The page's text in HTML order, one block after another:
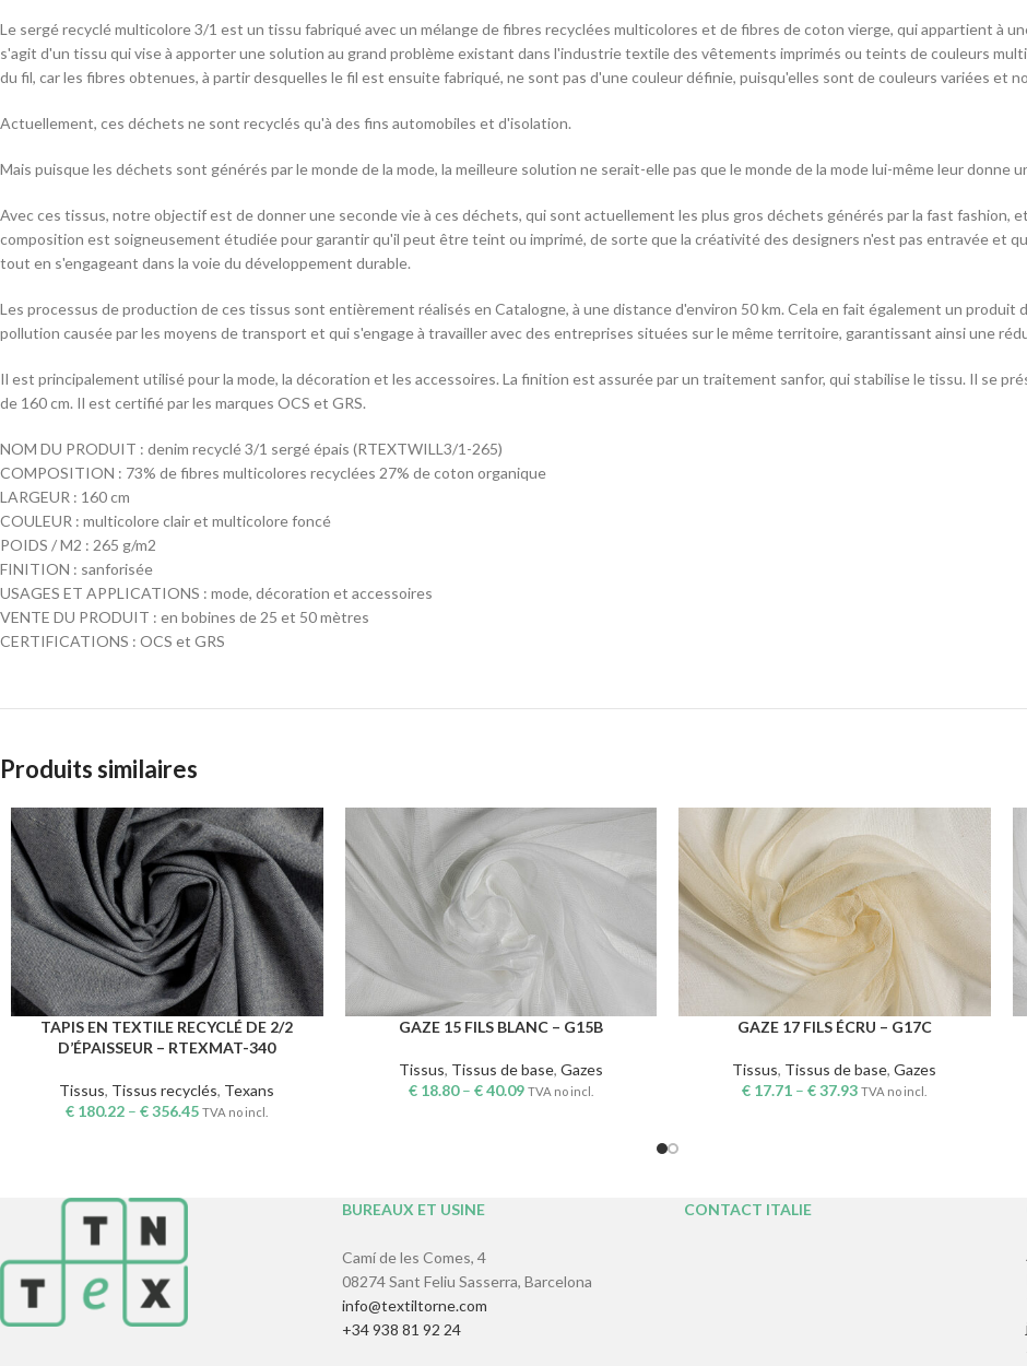
Le sergé recyclé multicolore 3/1 est un tissu fabriqué avec un mélange de fibres recyclées multicolores et de fibres de coton vierge, qui appartient à
s'agit d'un tissu qui vise à apporter une solution au grand problème existant dans l'industrie textile des vêtements imprimés ou teints de couleurs
du fil, car les fibres obtenues, à partir desquelles le fil est ensuite fabriqué, ne sont pas d'une couleur définie, puisqu'elles sont de couleurs variées et
Actuellement, ces déchets ne sont recyclés qu'à des fins automobiles et d'isolation.
Mais puisque les déchets sont générés par le monde de la mode, la meilleure solution ne serait-elle pas que le monde de la mode lui-même leur donne
Avec ces tissus, notre objectif est de donner une seconde vie à ces déchets, qui sont actuellement les plus gros déchets générés par la fast fashion,
composition est soigneusement étudiée pour garantir qu'il peut être teint ou imprimé, de sorte que la créativité des designers n'est pas entravée et
tout en s'engageant dans la voie du développement durable.
Les processus de production de ces tissus sont entièrement réalisés en Catalogne, à une distance d'environ 50 km. Cela en fait également un produit
pollution causée par les moyens de transport et qui s'engage à travailler avec des entreprises situées sur le même territoire, garantissant ainsi une
Il est principalement utilisé pour la mode, la décoration et les accessoires. La finition est assurée par un traitement sanfor, qui stabilise le tissu. Il se
de 160 cm. Il est certifié par les marques OCS et GRS.
NOM DU PRODUIT : denim recyclé 3/1 sergé épais (RTEXTWILL3/1-265)
COMPOSITION : 73% de fibres multicolores recyclées 27% de coton organique
LARGEUR : 160 cm
COULEUR : multicolore clair et multicolore foncé
POIDS / M2 : 265 g/m2
FINITION : sanforisée
USAGES ET APPLICATIONS : mode, décoration et accessoires
VENTE DU PRODUIT : en bobines de 25 et 50 mètres
CERTIFICATIONS : OCS et GRS
Produits similaires
CHOIX DES OPTIONS
TAPIS EN TEXTILE RECYCLÉ DE 2/2
D’ÉPAISSEUR – RTEXMAT-340
Tissus, Tissus recyclés, Texans
€ 180.22 –€356.45 TVA no incl.
CHOIX DES OPTIONS
GAZE 15 FILS BLANC – G15B
Tissus, Tissus de base, Gazes
€18.80– €40.09 TVA no incl.
CHOIX DES OPTIONS
GAZE 17 FILS ÉCRU – G17C
Tissus, Tissus de base,Gazes
€ 17.71 –€37.93 TVA no incl.
BUREAUX ET USINE
Camí de les Comes, 4
08274 Sant Feliu Sasserra, Barcelona
info@textiltorne.com
+34 938 81 92 24
CONTACT ITALIE